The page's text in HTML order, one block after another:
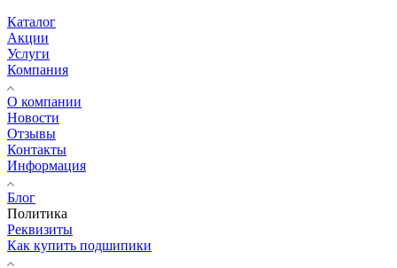
Каталог
Акции
Услуги
Компания
О компании
Новости
Отзывы
Контакты
Информация
Блог
Политика
Реквизиты
Как купить подшипики